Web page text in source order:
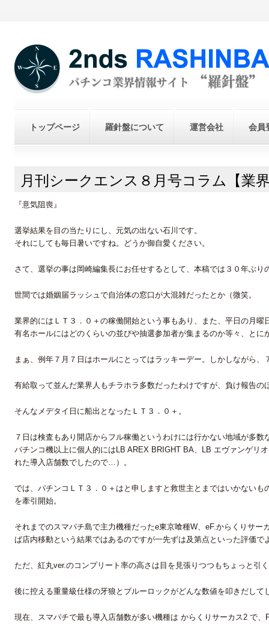
トップページ 羅針盤について 運営会社 会員
月刊シークエンス８月号コラム【業
『意気阻喪』
選挙結果を目の当たりにし、元気の出ない石川です。
それにしても毎日暑いですね。どうか御自愛ください。
さて、選挙の事は岡崎編集長にお任せするとして、本稿では３０年ぶ
世間では婚姻届ラッシュで自治体の窓口が大混雑だったとか（微笑。
業界的にはＬＴ３．０＋の稼働開始という事もあり、また、平日の月
有名ホールにはどのくらいの並びや抽選参加者が集まるのか等々、とに
まぁ、例年７月７日はホールにとってはラッキーデー。しかしながら
有給取って並んだ業界人もチラホラ多数だったわけですが、負け報告の
そんなメデタイ日に船出となったＬＴ３．０＋。
７日は検査もあり開店からフル稼働というわけには行かない地域が多数
パチンコ機以上に個人的にはLB AREX BRIGHT BA、LB エヴァンゲリ
れた導入店舗数でしたので…）。
では、パチンコＬＴ３．０＋はと申しますと救世主とまではいかない
を牽引開始。
それまでのスマパチ島で主力機種だったe東京喰種W、eF.からくりサ
ば店内移動という結果ではあるのですが一先ずは及第点といった評価で
ただ、紅丸ver.のコンプリート率の高さは目を見張りつつもちょっと引
後に控える重量級仕様の牙狼とブルーロックがどんな数値を叩きだし
現在、スマパチで最も導入店舗数が多い機種は からくりサーカス2 で、